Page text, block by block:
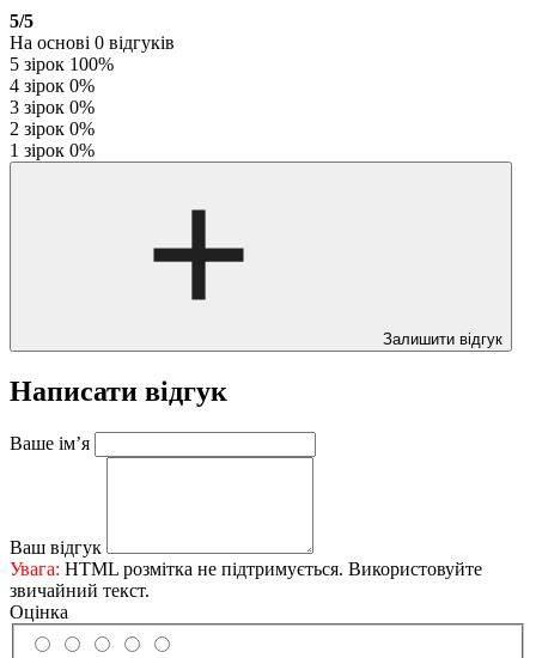
5/5
На основі 0 відгуків
5 зірок 100%
4 зірок 0%
3 зірок 0%
2 зірок 0%
1 зірок 0%
Залишити відгук
Написати відгук
Ваше ім’я
Ваш відгук
Увага: HTML розмітка не підтримується. Використовуйте
звичайний текст.
Оцінка